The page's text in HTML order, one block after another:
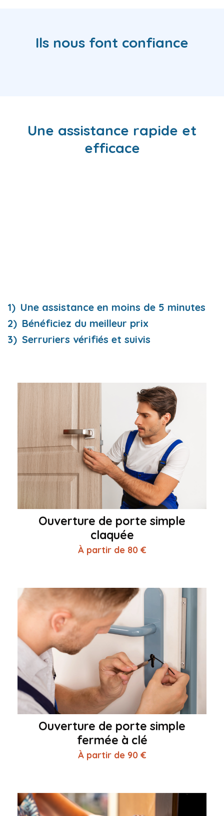
Ils nous font confiance
Une assistance rapide et
efficace
Une assistance en moins de 5 minutes
Bénéficiez du meilleur prix
Serruriers vérifiés et suivis
Ouverture de porte simple
claquée
À partir de 80 €
Ouverture de porte simple
fermée à clé
À partir de 90 €